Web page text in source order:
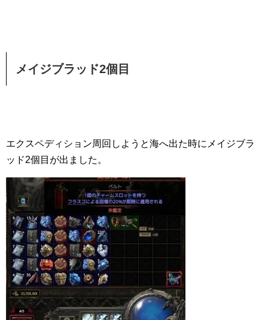
メイジブラッド2個目
エクスペディション周回しようと海へ出た時にメイジブラ
ッド2個目が出ました。